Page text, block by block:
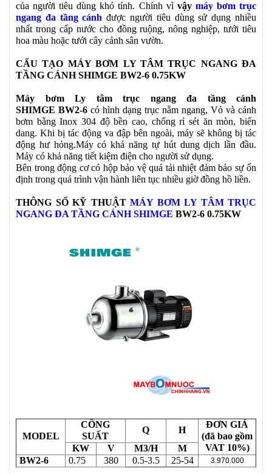
của người tiêu dùng khó tính. Chính vì vậy máy bơm trục
ngang đa tầng cánh được người tiêu dùng sử dụng nhiều
nhất trong cấp nước cho đồng ruộng, nông nghiệp, tưới tiêu
hoa màu hoặc tưới cây cảnh sân vườn.
CẤU TẠO MÁY BƠM LY TÂM TRỤC NGANG ĐA
TẦNG CÁNH SHIMGE BW2-6 0.75KW
Máy bơm Ly tâm trục ngang đa tầng cánh
SHIMGE BW2-6 có hình dạng trục nằm ngang, Vỏ và cánh
bơm bằng Inox 304 độ bền cao, chống rỉ sét ăn mòn, biến
dang. Khi bị tác động va đập bên ngoài, máy sẽ không bị tác
động hư hỏng.Máy có khả năng tự hút dung dịch lần đầu.
Máy có khả năng tiết kiệm điện cho người sử dụng.
Bên trong động cơ có hộp bảo vệ quá tải nhiệt đảm bảo sự ổn
định trong quá trình vận hành liên tục nhiều giờ đồng hồ liền.
THÔNG SỐ KỸ THUẬT MÁY BƠM LY TÂM TRỤC
NGANG ĐA TẦNG CÁNH SHIMGE BW2-6 0.75KW
MODEL
CÔNG
SUẤT
Q H
ĐƠN GIÁ
(đã bao gồm
VAT 10%)
KW V M3/H
M
BW2-6
0.75 380 0.5-3.5 25-54 3.970.000